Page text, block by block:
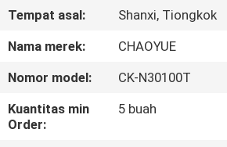
TENTANG
KAMI
TUR
PABRIK
Tempat asal:
Shanxi, Tiongkok
Nama merek:
CHAOYUE
Nomor model:
CK-N30100T
Kuantitas min
Order:
5 buah